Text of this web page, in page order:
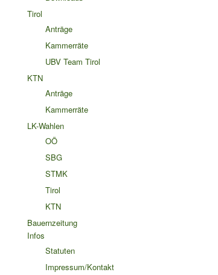
Tirol
Anträge
Kammerräte
UBV Team Tirol
KTN
Anträge
Kammerräte
LK-Wahlen
OÖ
SBG
STMK
Tirol
KTN
Bauernzeitung
Infos
Statuten
Impressum/Kontakt